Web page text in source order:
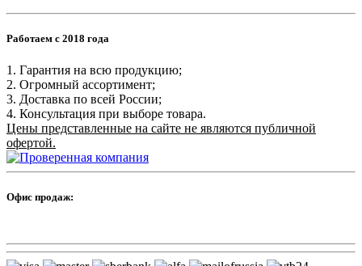
Работаем с 2018 года
1. Гарантия на всю продукцию;
2. Огромный ассортимент;
3. Доставка по всей России;
4. Консультация при выборе товара.
Цены представленные на сайте не являются публичной
офертой.
Офис продаж: